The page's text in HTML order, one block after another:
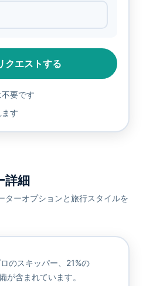
クエストする
要です
す
詳細
ターオプションと旅行スタイルを
のスキッパー、21%の
が含まれています。